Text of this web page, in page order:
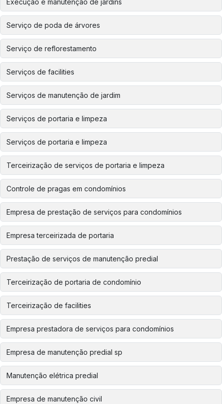
Execução e manutenção de jardins
Serviço de poda de árvores
Serviço de reflorestamento
Serviços de facilities
Serviços de manutenção de jardim
Serviços de portaria e limpeza
Serviços de portaria e limpeza
Terceirização de serviços de portaria e limpeza
Controle de pragas em condomínios
Empresa de prestação de serviços para condomínios
Empresa terceirizada de portaria
Prestação de serviços de manutenção predial
Terceirização de portaria de condomínio
Terceirização de facilities
Empresa prestadora de serviços para condomínios
Empresa de manutenção predial sp
Manutenção elétrica predial
Empresa de manutenção civil